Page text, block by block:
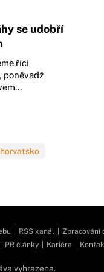
se udobří
říci
poněvadž
RSS kanál Zpracování
PR články Kariéra
vyhrazena.